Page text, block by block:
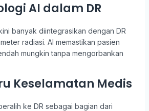
AI dalam DR
banyak diintegrasikan dengan DR
radiasi. AI memastikan pasien
mungkin tanpa mengorbankan
Keselamatan Medis
ke DR sebagai bagian dari